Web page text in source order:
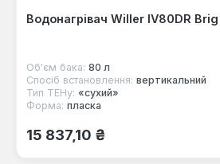
Водонагрівач Willer IV80DR
Об'єм бака: 80 л
Спосіб встановлення: вертикальний
Тип ТЕНу: «сухий»
Форма: пласка
Звичайна ціна:
15 837,10 ₴